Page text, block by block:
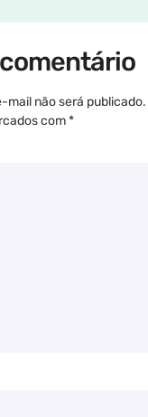
mail não será publicado.
com*